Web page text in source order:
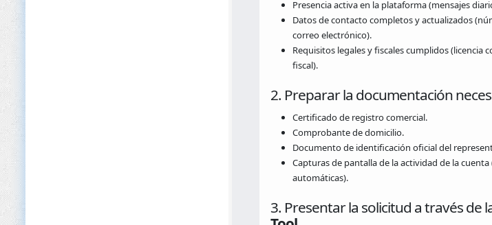
Presencia activa en la plataforma (mensajes
Datos de contacto completos y actualizados
correo electrónico).
Requisitos legales y fiscales cumplidos (licencia
fiscal).
2. Preparar la documentación
Certificado de registro comercial.
Comprobante de domicilio.
Documento de identificación oficial del
Capturas de pantalla de la actividad de la
automáticas).
3. Presentar la solicitud a través de